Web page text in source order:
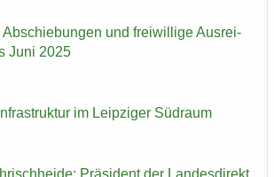
Ab­schie­bun­gen und frei­wil­li­ge Aus­rei­
Juni 2025
im Leip­zi­ger Süd­raum
Prä­si­dent der Lan­des­di­rek­t